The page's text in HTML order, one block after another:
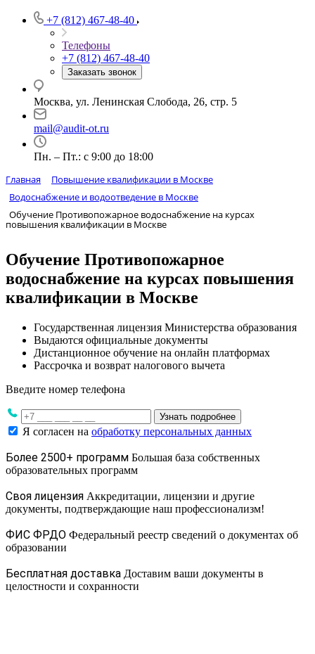
+7 (812) 467-48-40
Телефоны
+7 (812) 467-48-40
Заказать звонок
Москва, ул. Ленинская Слобода, 26, стр. 5
mail@audit-ot.ru
Пн. – Пт.: с 9:00 до 18:00
Главная
Повышение квалификации в Москве
Водоснабжение и водоотведение в Москве
Обучение Противопожарное водоснабжение на курсах
повышения квалификации в Москве
Обучение Противопожарное
водоснабжение на курсах повышения
квалификации в Москве
Государственная лицензия Министерства образования
Выдаются официальные документы
Дистанционное обучение на онлайн платформах
Рассрочка и возврат налогового вычета
Введите номер телефона
Узнать подробнее
Я согласен на обработку персональных данных
Более 2500+ программ Большая база собственных
образовательных программ
Своя лицензия Аккредитации, лицензии и другие
документы, подтверждающие наш профессионализм!
ФИС ФРДО Федеральный реестр сведений о документах об
образовании
Бесплатная доставка Доставим ваши документы в
целостности и сохранности